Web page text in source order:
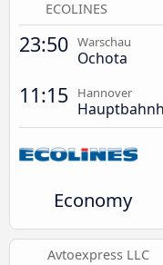
ECOLINES
23:50 Warschau
Ochota
11:15 Hannover
Economy
Avtoexpress LLC